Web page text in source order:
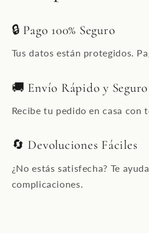
🔒 Pago 100% Seguro
Tus datos están protegidos.
🚚 Envío Rápido y Seguro
Recibe tu pedido en casa con
🔄 Devoluciones Fáciles
¿No estás satisfecha? Te
complicaciones.